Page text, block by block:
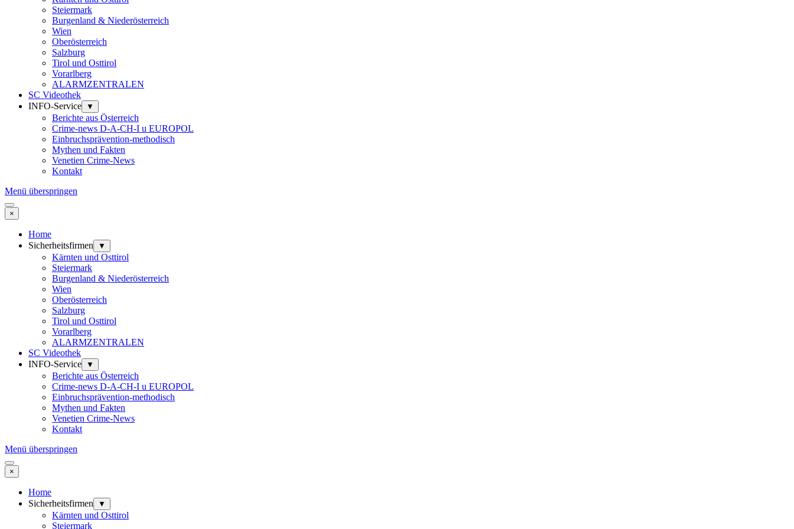
Steiermark
Burgenland & Niederösterreich
Wien
Oberösterreich
Salzburg
Tirol und Osttirol
Vorarlberg
ALARMZENTRALEN
SC Videothek
INFO-Service
▼
Berichte aus Österreich
Crime-news D-A-CH-I u EUROPOL
Einbruchsprävention-methodisch
Mythen und Fakten
Venetien Crime-News
Kontakt
Menü überspringen
×
Home
Sicherheitsfirmen
▼
Kärnten und Osttirol
Steiermark
Burgenland & Niederösterreich
Wien
Oberösterreich
Salzburg
Tirol und Osttirol
Vorarlberg
ALARMZENTRALEN
SC Videothek
INFO-Service
▼
Berichte aus Österreich
Crime-news D-A-CH-I u EUROPOL
Einbruchsprävention-methodisch
Mythen und Fakten
Venetien Crime-News
Kontakt
Menü überspringen
×
Home
Sicherheitsfirmen
▼
Kärnten und Osttirol
Steiermark